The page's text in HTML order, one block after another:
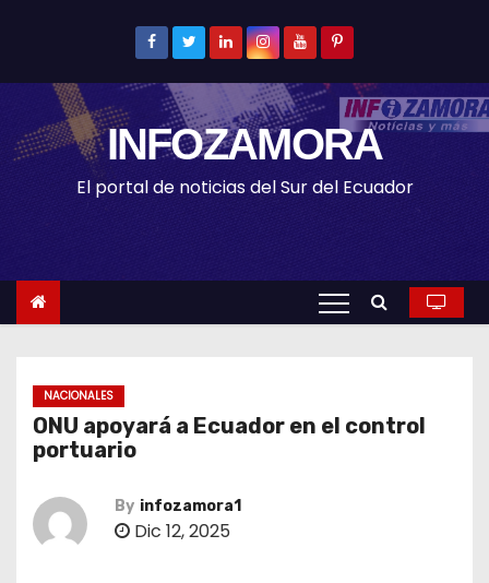
t
e
INFOZAMORA
El portal de noticias del Sur del Ecuador
NACIONALES
ONU apoyará a Ecuador en el control
portuario
By infozamora1
Dic 12, 2025